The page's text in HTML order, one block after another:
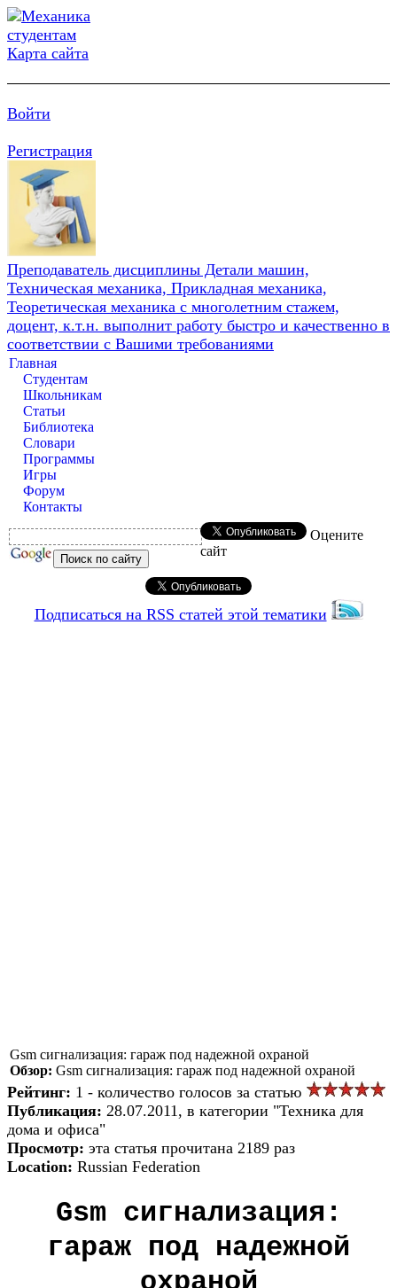
Карта сайта
Войти
Регистрация
Преподаватель дисциплины Детали машин,
Техническая механика, Прикладная механика,
Теоретическая механика с многолетним стажем,
доцент, к.т.н. выполнит работу быстро и качественно в
соответствии с Вашими требованиями
Главная
Студентам
Школьникам
Статьи
Библиотека
Словари
Программы
Игры
Форум
Контакты
Оцените
сайт
Подписаться на RSS статей этой тематики
Gsm сигнализация: гараж под надежной охраной
Обзор: Gsm сигнализация: гараж под надежной охраной
Рейтинг: 1 - количество голосов за статью
Публикация: 28.07.2011, в категории "Техника для
дома и офиса"
Просмотр: эта статья прочитана 2189 раз
Location: Russian Federation
Gsm сигнализация:
гараж под надежной